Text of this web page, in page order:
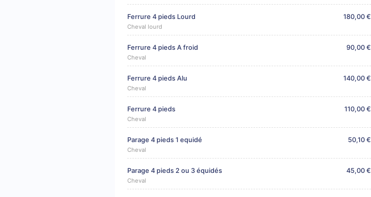
Ferrure 4 pieds Lourd
Cheval lourd
180,00 €
Ferrure 4 pieds A froid
Cheval
90,00 €
Ferrure 4 pieds Alu
Cheval
140,00 €
Ferrure 4 pieds
Cheval
110,00 €
Parage 4 pieds 1 equidé
Cheval
50,10 €
Parage 4 pieds 2 ou 3 équidés
Cheval
45,00 €